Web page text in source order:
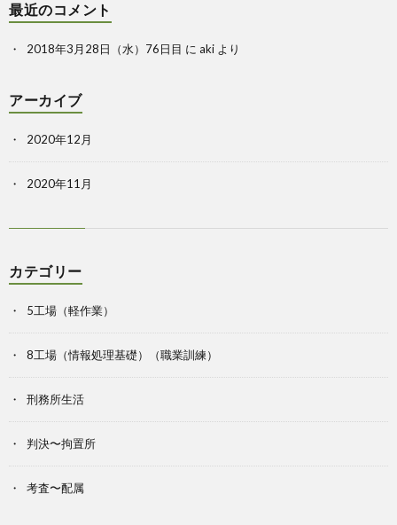
最近のコメント
2018年3月28日（水）76日目 に aki より
アーカイブ
2020年12月
2020年11月
カテゴリー
5工場（軽作業）
8工場（情報処理基礎）（職業訓練）
刑務所生活
判決〜拘置所
考査〜配属